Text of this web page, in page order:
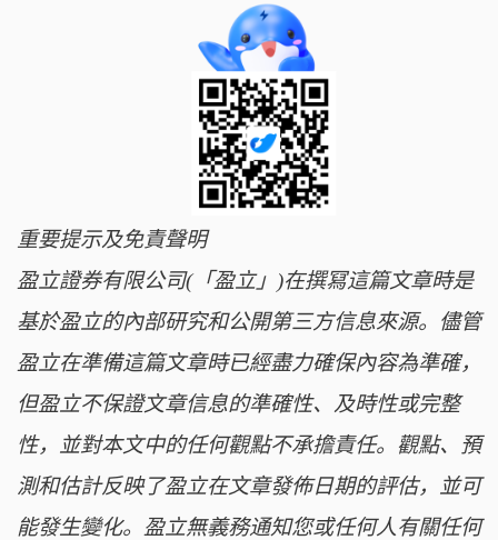
重要提示及免責聲明
盈立證券有限公司(「盈立」)在撰冩這篇文章時是
基於盈立的內部研究和公開第三方信息來源。儘管
盈立在準備這篇文章時已經盡力確保內容為準確，
但盈立不保證文章信息的準確性、及時性或完整
性，並對本文中的任何觀點不承擔責任。觀點、預
測和估計反映了盈立在文章發佈日期的評估，並可
能發生變化。盈立無義務通知您或任何人有關任何